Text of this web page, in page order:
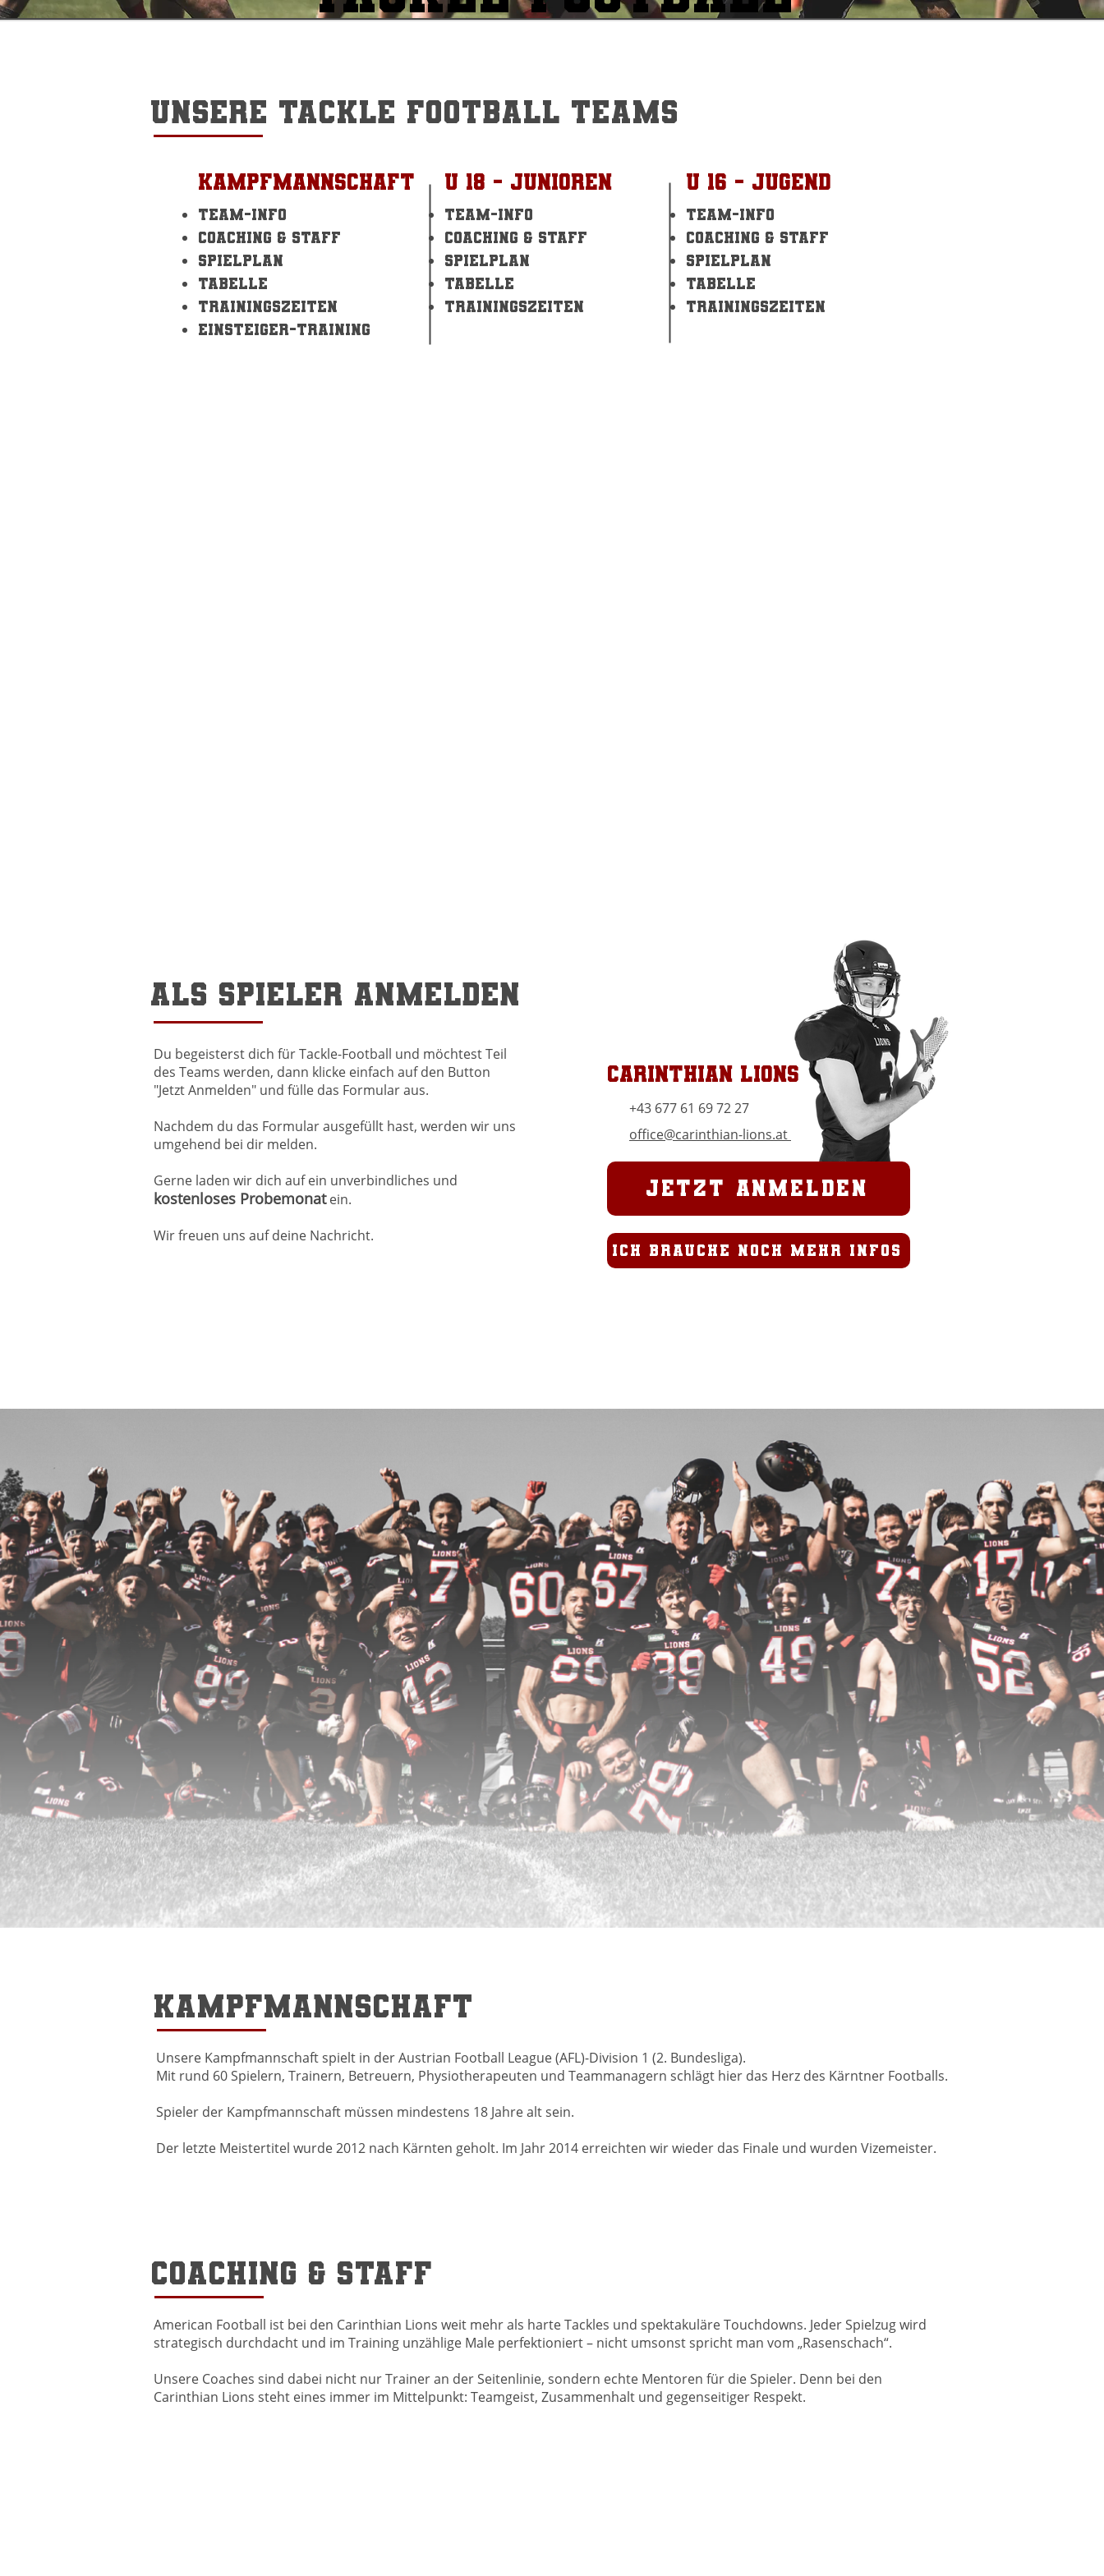
unsere Tackle Football Teams
Kampfmannschaft U 18 - Junioren U 16 - Jugend
Team-info
Coaching & Staff
Spielplan
Tabelle
Trainingszeiten
Einsteiger-Training
Team-info
Coaching & Staff
Spielplan
Tabelle
Trainingszeiten
Team-info
Coaching & Staff
Spielplan
Tabelle
Trainingszeiten
Als Spieler Anmelden
Du begeisterst dich für Tackle-Football und möchtest Teil
des Teams werden, dann klicke einfach auf den Button
"Jetzt Anmelden" und fülle das Formular aus.
Nachdem du das Formular ausgefüllt hast, werden wir uns
umgehend bei dir melden.
Gerne laden wir dich auf ein unverbindliches und
kostenloses Probemonatein.
Wir freuen uns auf deine Nachricht.
Carinthian Lions
+43 677 61 6972 27
office@carinthian-lions.at
Jetzt Anmelden
Ich brauche noch mehr infos
KAMPFMANNSCHAFT
Unsere Kampfmannschaft spielt in der Austrian Football League (AFL)-Division 1 (2. Bundesliga).
Mit rund 60 Spielern, Trainern, Betreuern, Physiotherapeuten und Teammanagern schlägt hier das Herz des Kärntner Footballs.
Spieler der Kampfmannschaft müssen mindestens 18 Jahre alt sein.
Der letzte Meistertitel wurde 2012 nach Kärnten geholt. Im Jahr 2014 erreichten wir wieder das Finale und wurden Vizemeister.
Coaching & Staff
American Football ist bei den Carinthian Lions weit mehr als harte Tackles und spektakuläre Touchdowns. Jeder Spielzug wird
strategisch durchdacht und im Training unzählige Male perfektioniert – nicht umsonst spricht man vom „Rasenschach“.
Unsere Coaches sind dabei nicht nur Trainer an der Seitenlinie, sondern echte Mentoren für die Spieler. Denn bei den
Carinthian Lions steht eines immer im Mittelpunkt: Teamgeist, Zusammenhalt und gegenseitiger Respekt.